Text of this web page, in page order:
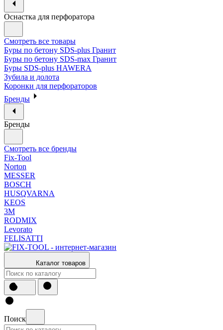
Оснастка для перфоратора
Смотреть все товары
Буры по бетону SDS-plus Гранит
Буры по бетону SDS-max Гранит
Буры SDS-plus HAWERA
Зубила и долота
Коронки для перфораторов
Бренды
Бренды
Смотреть все бренды
Fix-Tool
Norton
MESSER
BOSCH
HUSQVARNA
KEOS
3М
RODMIX
Levorato
FELISATTI
Каталог товаров
Поиск